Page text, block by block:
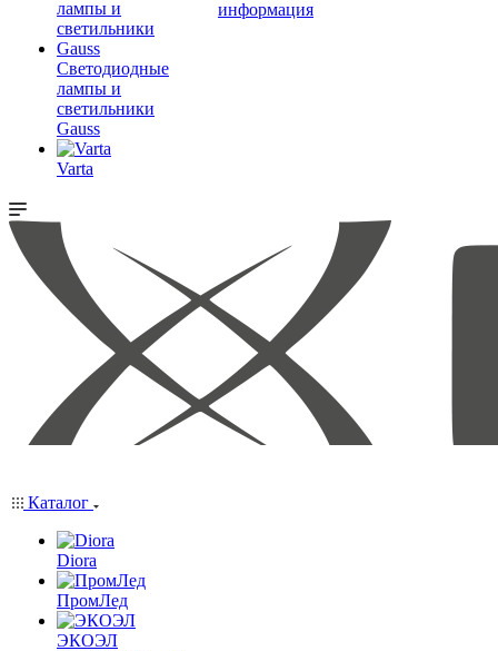
Светодиодные
лампы и
светильники
Gauss
Varta
информация
Каталог
Diora
ПромЛед
ЭКОЭЛ